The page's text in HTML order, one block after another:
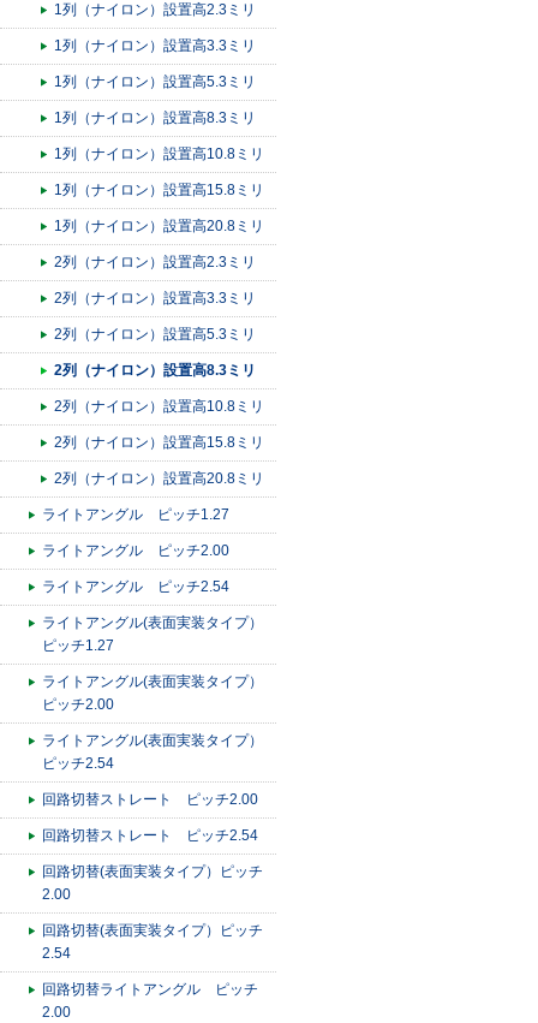
1列（ナイロン）設置高2.3ミリ
1列（ナイロン）設置高3.3ミリ
1列（ナイロン）設置高5.3ミリ
1列（ナイロン）設置高8.3ミリ
1列（ナイロン）設置高10.8ミリ
1列（ナイロン）設置高15.8ミリ
1列（ナイロン）設置高20.8ミリ
2列（ナイロン）設置高2.3ミリ
2列（ナイロン）設置高3.3ミリ
2列（ナイロン）設置高5.3ミリ
2列（ナイロン）設置高8.3ミリ
2列（ナイロン）設置高10.8ミリ
2列（ナイロン）設置高15.8ミリ
2列（ナイロン）設置高20.8ミリ
ライトアングル ピッチ1.27
ライトアングル ピッチ2.00
ライトアングル ピッチ2.54
ライトアングル(表面実装タイプ）
ピッチ1.27
ライトアングル(表面実装タイプ）
ピッチ2.00
ライトアングル(表面実装タイプ）
ピッチ2.54
回路切替ストレート ピッチ2.00
回路切替ストレート ピッチ2.54
回路切替(表面実装タイプ）ピッチ
2.00
回路切替(表面実装タイプ）ピッチ
2.54
回路切替ライトアングル ピッチ
2.00